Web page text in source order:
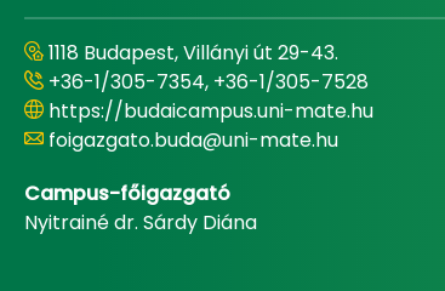
1118 Budapest, Villányi út 29-43.
+36-1/305-7354, +36-1/305-7528
https://budaicampus.uni-mate.hu
foigazgato.buda@uni-mate.hu
Campus-főigazgató
Nyitrainé dr. Sárdy Diána